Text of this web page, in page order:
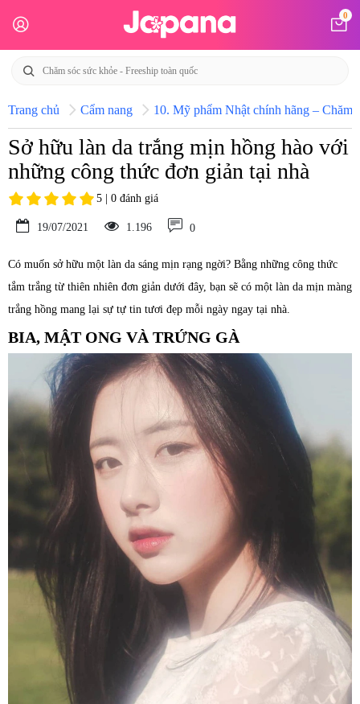
0
Trang chủ Cẩm nang 10. Mỹ phẩm Nhật chính hãng – Chăm
Sở hữu làn da trắng mịn hồng hào với
những công thức đơn giản tại nhà
5 | 0 đánh giá
19/07/2021 1.196 0
Có muốn sở hữu một làn da sáng mịn rạng ngời? Bằng những công thức
tắm trắng từ thiên nhiên đơn giản dưới đây, bạn sẽ có một làn da mịn màng
trắng hồng mang lại sự tự tin tươi đẹp mỗi ngày ngay tại nhà.
BIA, MẬT ONG VÀ TRỨNG GÀ